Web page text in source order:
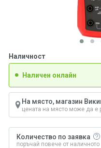
Наличност
Наличен онлайн
На място, магазин
цената на място може да е
Количество по заявка
поръчай повече от наличното